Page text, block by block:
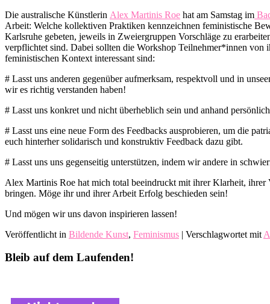
Die australische Künstlerin Alex Martinis Roe hat am Samstag im
Arbeit: Welche kollektiven Praktiken kennzeichnen feministische
Karlsruhe gebeten, jeweils in Zweiergruppen Vorschläge zu
verpflichtet sind. Dabei sollten die Workshop Teilnehmer*innen von
feministischen Kontext interessant sind:
# Lasst uns anderen gegenüber aufmerksam, respektvoll und in
wir es richtig verstanden haben!
# Lasst uns konkret und nicht überheblich sein und anhand
# Lasst uns eine neue Form des Feedbacks ausprobieren, um die
euch hinterher solidarisch und konstruktiv Feedback dazu gibt.
# Lasst uns uns gegenseitig unterstützen, indem wir andere in
Alex Martinis Roe hat mich total beeindruckt mit ihrer Klarheit,
bringen. Möge ihr und ihrer Arbeit Erfolg beschieden sein!
Und mögen wir uns davon inspirieren lassen!
Veröffentlicht in Bildende Kunst, Feminismus | Verschlagwortet mit
Bleib auf dem Laufenden!